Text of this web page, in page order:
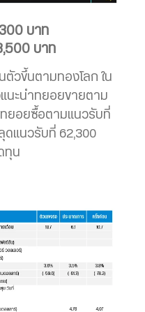
บาท
บาท
ตัวขึ้นตามทองโลก ใน
นะนำทยอยขายตาม
ทยอยซื้อตามแนวรับที่
ดแนวรับที่ 62,300
ทุน